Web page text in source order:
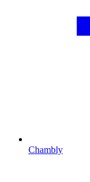
Chambly